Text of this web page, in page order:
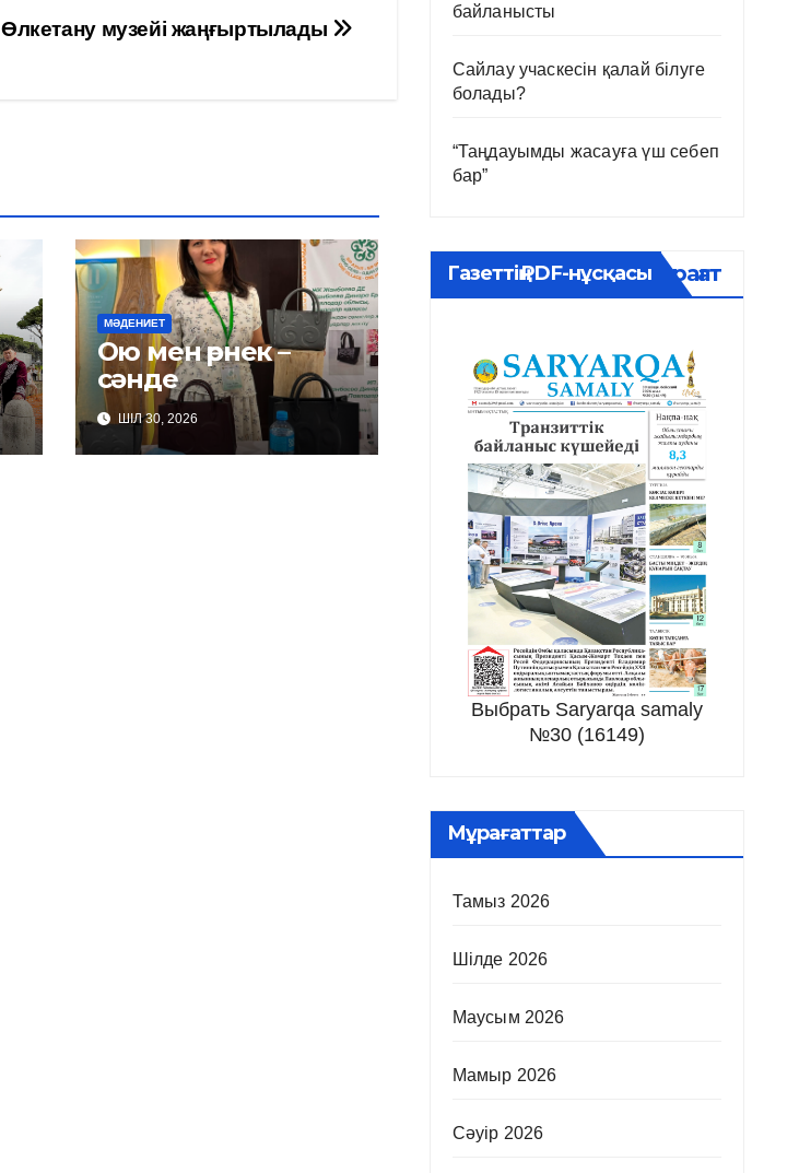
Өлкетану музейі жаңғыртылады
МӘДЕНИЕТ
Ою мен өрнек –
сәнде
ШІЛ 30, 2026
байланысты
Сайлау учаскесін қалай білуге
болады?
“Таңдауымды жасауға үш себеп
бар”
Газеттің PDF-нұсқасыМұрағат
Выбрать Saryarqa samaly
№30 (16149)
Мұрағаттар
Тамыз 2026
Шілде 2026
Маусым 2026
Мамыр 2026
Сәуір 2026